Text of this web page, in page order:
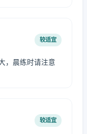
较适宜
，晨练时请注意
较适宜